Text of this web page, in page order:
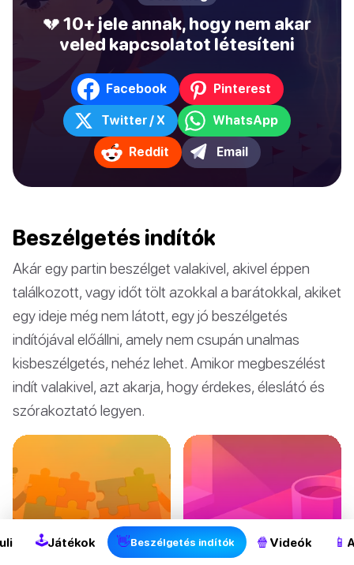
💔 10+ jele annak, hogy nem akar
veled kapcsolatot létesíteni
Facebook Pinterest
Twitter / X WhatsApp
Reddit Email
🕹Játékok 👋Beszélgetés indítók 🍿 Videók 📱
Beszélgetés indítók
Akár egy partin beszélget valakivel, akivel éppen
találkozott, vagy időt tölt azokkal a barátokkal, akiket
egy ideje még nem látott, egy jó beszélgetés
indítójával előállni, amely nem csupán unalmas
kisbeszélgetés, nehéz lehet. Amikor megbeszélést
indít valakivel, azt akarja, hogy érdekes, éleslátó és
szórakoztató legyen.
Hogyan lehet